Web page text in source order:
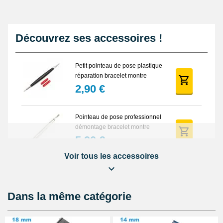
Découvrez ses accessoires !
Petit pointeau de pose plastique
réparation bracelet montre
2,90 €
Pointeau de pose professionnel
démontage bracelet montre
5,90 €
Lot Outils Montre 12 pièces +
32,90 €
Kit Réparation Bracelet Montre 2
Voir tous les accessoires
Dans la même catégorie